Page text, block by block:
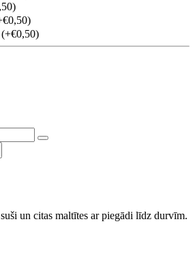
(+€0,50)
un citas maltītes ar piegādi līdz durvīm.